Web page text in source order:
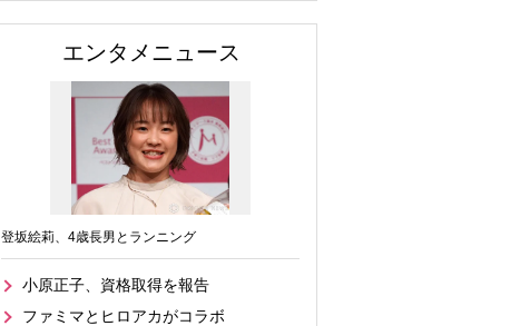
エンタメニュース
登坂絵莉、4歳長男とランニング
小原正子、資格取得を報告
ファミマとヒロアカがコラボ